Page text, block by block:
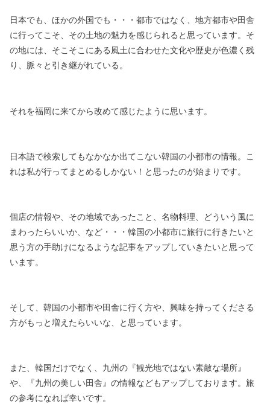
日本でも、ほかの外国でも・・・ 都市ではなく、地方都市や田舎
に行ってこそ、 その土地の魅力を感じられると思っています。 そ
の地には、そこそこにある風土に合わせた文化や歴史が色濃く残
り、 脈々と引き継がれている。
それを福岡に来てから改めて感じたように思います。
日本語で検索してもなかなか出てこない韓国の小都市の情報。
こ
れは私が行ってまとめるしかない！と思ったのが始まりです。
個店の情報や、その地域であったこと、名物料理、
どういう風に
まわったらいいか、など・・・ 韓国の小都市に旅行に行きたいと
思う方の手助けになるような記事をアップしていきたいと思って
います。
そして、韓国の小都市や田舎に行く方や、 興味を持ってくださる
方がもっと増えたらいいな、と思っています。
また、韓国だけでなく、九州の『観光地ではない素敵な場所』
や、
『九州の美しい田舎』の情報などもアップしております。 旅
の参考になれば幸いです。